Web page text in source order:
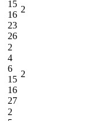
15
16
23
26
2
2
4
6
15
16
27
2
2